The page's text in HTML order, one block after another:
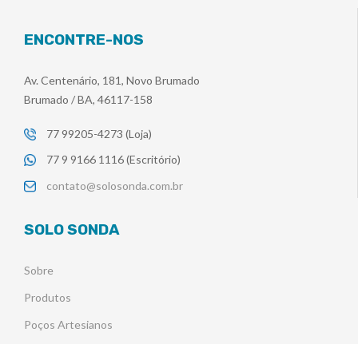
ENCONTRE-NOS
Av. Centenário, 181, Novo Brumado
Brumado / BA, 46117-158
77 99205-4273 (Loja)
77 9 9166 1116 (Escritório)
contato@solosonda.com.br
SOLO SONDA
Sobre
Produtos
Poços Artesianos